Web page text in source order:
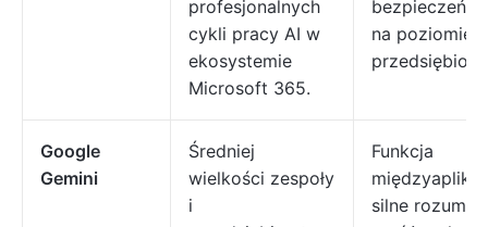
profesjonalnych
cykli pracy AI w
ekosystemie
Microsoft 365.
na poziomie
Google
Gemini
Średniej
wielkości zespoły
i
Funkcja
silne